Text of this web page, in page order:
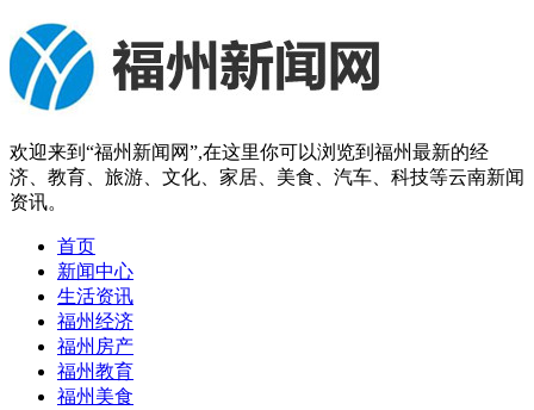
欢迎来到“福州新闻网”,在这里你可以浏览到福州最新的经
济、教育、旅游、文化、家居、美食、汽车、科技等云南新闻
资讯。
首页
新闻中心
生活资讯
福州经济
福州房产
福州教育
福州美食